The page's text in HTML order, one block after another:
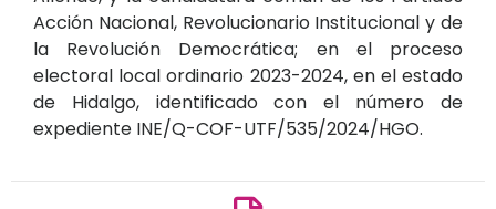
Acción Nacional, Revolucionario Institucional y de
la Revolución Democrática; en el proceso
electoral local ordinario 2023-2024, en el estado
de Hidalgo, identificado con el número de
expediente INE/Q-COF-UTF/535/2024/HGO.